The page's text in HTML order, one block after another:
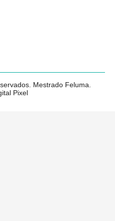
Mestrado Feluma.
Pixel